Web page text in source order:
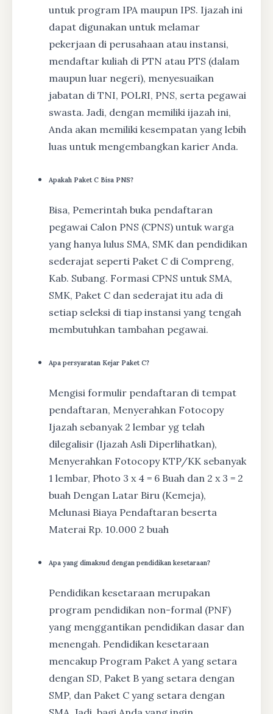
untuk program IPA maupun IPS. Ijazah ini
dapat digunakan untuk melamar
pekerjaan di perusahaan atau instansi,
mendaftar kuliah di PTN atau PTS (dalam
maupun luar negeri), menyesuaikan
jabatan di TNI, POLRI, PNS, serta pegawai
swasta. Jadi, dengan memiliki ijazah ini,
Anda akan memiliki kesempatan yang lebih
luas untuk mengembangkan karier Anda.
Apakah Paket C Bisa PNS?
Bisa, Pemerintah buka pendaftaran
pegawai Calon PNS (CPNS) untuk warga
yang hanya lulus SMA, SMK dan pendidikan
sederajat seperti Paket C di Compreng,
Kab. Subang. Formasi CPNS untuk SMA,
SMK, Paket C dan sederajat itu ada di
setiap seleksi di tiap instansi yang tengah
membutuhkan tambahan pegawai.
Apa persyaratan Kejar Paket C?
Mengisi formulir pendaftaran di tempat
pendaftaran, Menyerahkan Fotocopy
Ijazah sebanyak 2 lembar yg telah
dilegalisir (Ijazah Asli Diperlihatkan),
Menyerahkan Fotocopy KTP/KK sebanyak
1 lembar, Photo 3 x 4 = 6 Buah dan 2 x 3 = 2
buah Dengan Latar Biru (Kemeja),
Melunasi Biaya Pendaftaran beserta
Materai Rp. 10.000 2 buah
Apa yang dimaksud dengan pendidikan kesetaraan?
Pendidikan kesetaraan merupakan
program pendidikan non-formal (PNF)
yang menggantikan pendidikan dasar dan
menengah. Pendidikan kesetaraan
mencakup Program Paket A yang setara
dengan SD, Paket B yang setara dengan
SMP, dan Paket C yang setara dengan